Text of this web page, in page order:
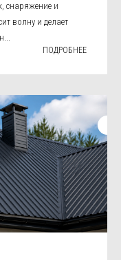
снаряжение и
волну и делает
ПОДРОБНЕЕ